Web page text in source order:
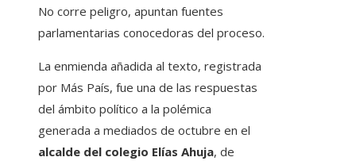
No corre peligro, apuntan fuentes
parlamentarias conocedoras del proceso.
La enmienda añadida al texto, registrada
por Más País, fue una de las respuestas
del ámbito político a la polémica
generada a mediados de octubre en el
alcalde del colegio Elías Ahuja, de